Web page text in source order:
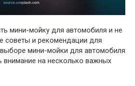
мини-мойку для автомобиля и не
советы и рекомендации для
мини-мойки для автомобиля
внимание на несколько важных